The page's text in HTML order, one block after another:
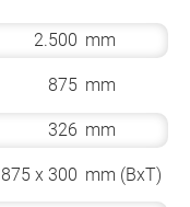
2.500 mm
875 mm
326 mm
875 x 300 mm (BxT)